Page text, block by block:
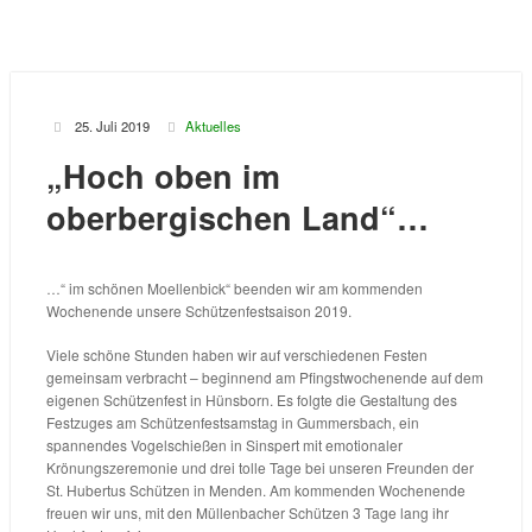
25. Juli 2019 Aktuelles
„Hoch oben im
oberbergischen Land“…
…“ im schönen Moellenbick“ beenden wir am kommenden
Wochenende unsere Schützenfestsaison 2019.
Viele schöne Stunden haben wir auf verschiedenen Festen
gemeinsam verbracht – beginnend am Pfingstwochenende auf dem
eigenen Schützenfest in Hünsborn. Es folgte die Gestaltung des
Festzuges am Schützenfestsamstag in Gummersbach, ein
spannendes Vogelschießen in Sinspert mit emotionaler
Krönungszeremonie und drei tolle Tage bei unseren Freunden der
St. Hubertus Schützen in Menden. Am kommenden Wochenende
freuen wir uns, mit den Müllenbacher Schützen 3 Tage lang ihr